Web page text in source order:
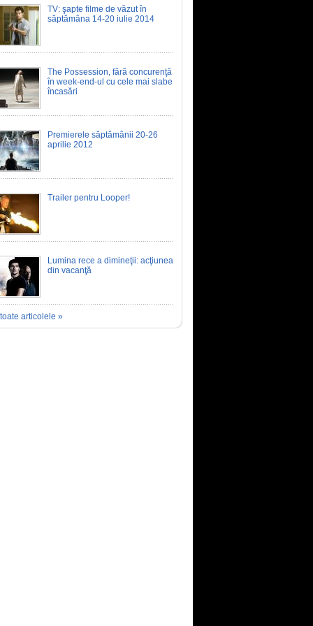
TV: şapte filme de văzut în
săptămâna 14-20 iulie 2014
The Possession, fără concurenţă
în week-end-ul cu cele mai slabe
încasări
Premierele săptămânii 20-26
aprilie 2012
Trailer pentru Looper!
Lumina rece a dimineţii: acţiunea
din vacanţă
articolele »